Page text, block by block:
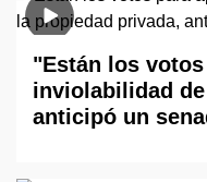
"Están los
inviolabilidad
anticipó un